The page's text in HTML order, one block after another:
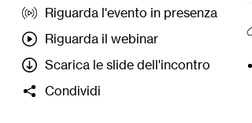
capire come il terzo settore, le
imprese e le comunità
costruiscono un futuro
sostenibile.
➜ Webinar online di
Riguarda l'evento in presenza
Riguarda il webinar
Scarica le slide dell'incontro
Condividi